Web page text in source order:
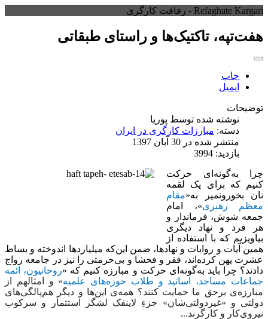
Refaghate Kargari - رفاقت کارگری
هفت‌تپه، تاکتیک‌ها و راستای طبقاتی
چاپ
ایمیل
توضیحات
نوشته شده توسط پوریا
دسته: مبارزات کارگری در ایران
منتشر شده در 30 آبان 1397
بازدید: 3994
چرا به‌گونه‌ای حرکت
کنیم که برای یک لقمه
نان بخورونمیر به«مقام
معظم رهبری»، امام
جمعه شوش، فرماندار و
هر فرد و نهاد دیگری
بیاویزیم که با استفاده از
همین آیات و روایات و نهادها، ضمن این‌که میلیاردها اندوخته و بساط
عشرت پهن کرده‌اند، فقر و فحشا و بی‌حرمتی را نیز در جامعه رواج
دادند؟ چرا باید به‌گونه‌ای حرکت و مبارزه کنیم که «روحانیون، ائمه
جماعات مساجد، اساتید و طلاب حوزه‌های علمیه» و امثالهم از
مبارزه‌‌ی برحق ما حمایت کنند؟ همه‌ی این‌ها و دیگر هم‌پالگی‌های
دولتی و «غیردولتی‌شان» جزءِ لاینفک لشگر استثمار و سرکوب
نیروی‌کار و کارگرند...